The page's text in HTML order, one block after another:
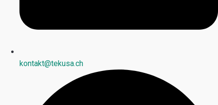
kontakt@tekusa.ch